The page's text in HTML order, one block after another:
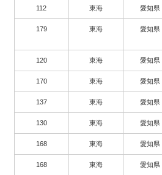
112 東海 愛知県
179 東海 愛知県
120 東海 愛知県
170 東海 愛知県
137 東海 愛知県
130 東海 愛知県
168 東海 愛知県
168 東海 愛知県